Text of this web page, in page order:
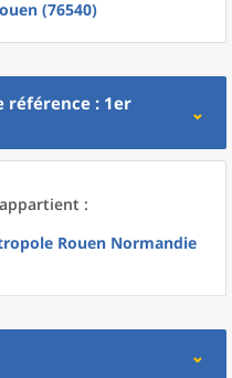
(76540)
: 1er
:
Rouen Normandie